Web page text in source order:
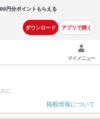
円分ポイントもらえる
ダウンロード アプリで開く
マイメニュー
に
掲載情報について